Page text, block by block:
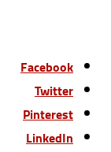
Facebook
Twitter
Pinterest
LinkedIn